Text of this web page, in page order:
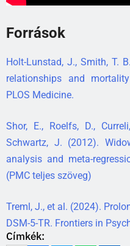
Források
Holt-Lunstad, J., Smith, T.
relationships and
PLOS Medicine.
Shor, E., Roelfs, D.,
Schwartz, J. (2012).
analysis and meta-
(PMC teljes szöveg)
Treml, J., et al. (2024).
DSM-5-TR. Frontiers in
Címkék: